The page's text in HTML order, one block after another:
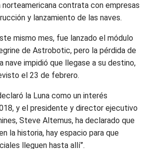
norteamericana contrata con empresas
y lanzamiento de las naves.
mismo mes, fue lanzado el módulo
de Astrobotic, pero la pérdida de
nave impidió que llegase a su destino,
el 23 de febrero.
la Luna como un interés
y el presidente y director ejecutivo
Steve Altemus, ha declarado que
la historia, hay espacio para que
lleguen hasta allí”.